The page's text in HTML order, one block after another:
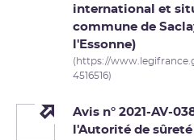
international et
commune de
l'Essonne)
(https://
4516516)
Avis n° 2021-AV-
l'Autorité de